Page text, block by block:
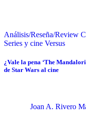
Análisis/Reseña/Review
Series y cine Versus
¿Vale la pena ‘The
de Star Wars al cine
Joan A. Rivero